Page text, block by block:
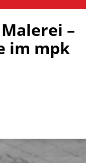
–
im mpk